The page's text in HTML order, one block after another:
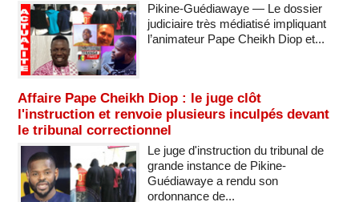
Pikine-Guédiawaye — Le dossier
judiciaire très médiatisé impliquant
l’animateur Pape Cheikh Diop et...
Affaire Pape Cheikh Diop : le juge clôt
l'instruction et renvoie plusieurs inculpés devant
le tribunal correctionnel
Le juge d'instruction du tribunal de
grande instance de Pikine-
Guédiawaye a rendu son
ordonnance de...